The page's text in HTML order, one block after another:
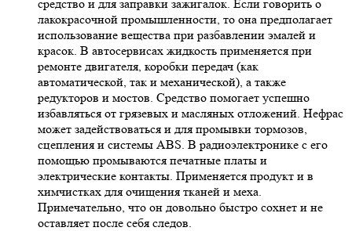
средство и для заправки зажигалок. Если говорить о
лакокрасочной промышленности, то она предполагает
использование вещества при разбавлении эмалей и
красок. В автосервисах жидкость применяется при
ремонте двигателя, коробки передач (как
автоматической, так и механической), а также
редукторов и мостов. Средство помогает успешно
избавляться от грязевых и масляных отложений. Нефрас
может задействоваться и для промывки тормозов,
сцепления и системы ABS. В радиоэлектронике с его
помощью промываются печатные платы и
электрические контакты. Применяется продукт и в
химчистках для очищения тканей и меха.
Примечательно, что он довольно быстро сохнет и не
оставляет после себя следов.